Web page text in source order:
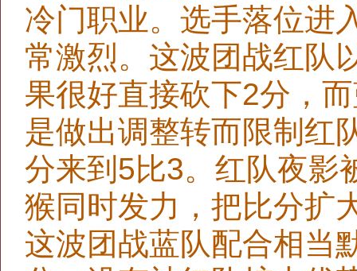
冷门职业。选手落位进
常激烈。这波团战红队
果很好直接砍下2分，
是做出调整转而限制红
分来到5比3。红队夜影
猴同时发力，把比分扩
这波团战蓝队配合相当